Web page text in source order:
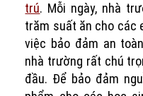
trú. Mỗi ngày, nhà
trăm suất ăn cho các
việc bảo đảm an
nhà trường rất chú
đầu. Để bảo đảm